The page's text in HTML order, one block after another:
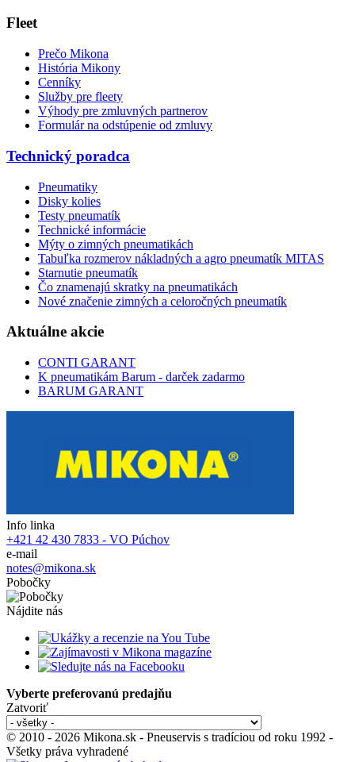
Fleet
Prečo Mikona
História Mikony
Cenníky
Služby pre fleety
Výhody pre zmluvných partnerov
Formulár na odstúpenie od zmluvy
Technický poradca
Pneumatiky
Disky kolies
Testy pneumatík
Technické informácie
Mýty o zimných pneumatikách
Tabuľka rozmerov nákladných a agro pneumatík MITAS
Starnutie pneumatík
Čo znamenajú skratky na pneumatikách
Nové značenie zimných a celoročných pneumatík
Aktuálne akcie
CONTI GARANT
K pneumatikám Barum - darček zadarmo
BARUM GARANT
Info linka
+421 42 430 7833 - VO Púchov
e-mail
notes@mikona.sk
Pobočky
Nájdite nás
Vyberte preferovanú predajňu
Zatvoriť
© 2010 - 2026 Mikona.sk - Pneuservis s tradíciou od roku 1992 -
Všetky práva vyhradené